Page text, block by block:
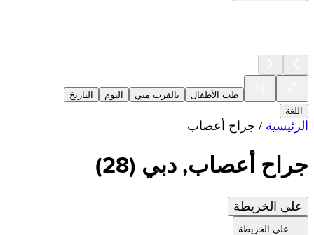
طب الأطفال بالقرب مني اليوم
التاريخ
اللغة
الرئيسية/جراح أعصاب
جراح أعصاب, دبي(
28
)
على الخريطة
على الخريطة